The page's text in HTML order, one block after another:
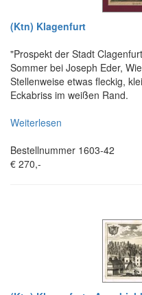
(Ktn) Klagenfurt
"Prospekt der Stadt
Sommer bei Joseph Eder,
Stellenweise etwas fleckig,
Eckabriss im weißen Rand.
Weiterlesen
Bestellnummer 1603-42
€ 270,-